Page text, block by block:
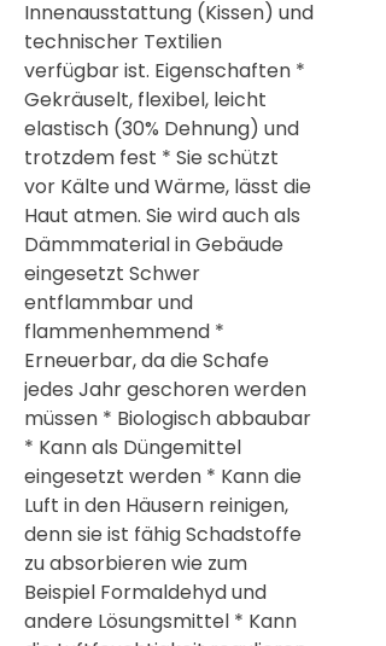
Innenausstattung (Kissen) und
technischer Textilien
verfügbar ist. Eigenschaften *
Gekräuselt, flexibel, leicht
elastisch (30% Dehnung) und
trotzdem fest * Sie schützt
vor Kälte und Wärme, lässt die
Haut atmen. Sie wird auch als
Dämmmaterial in Gebäude
eingesetzt Schwer
entflammbar und
flammenhemmend *
Erneuerbar, da die Schafe
jedes Jahr geschoren werden
müssen * Biologisch abbaubar
* Kann als Düngemittel
eingesetzt werden * Kann die
Luft in den Häusern reinigen,
denn sie ist fähig Schadstoffe
zu absorbieren wie zum
Beispiel Formaldehyd und
andere Lösungsmittel * Kann